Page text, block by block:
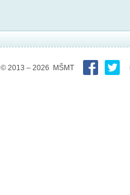
© 2013 – 2026 MŠMT